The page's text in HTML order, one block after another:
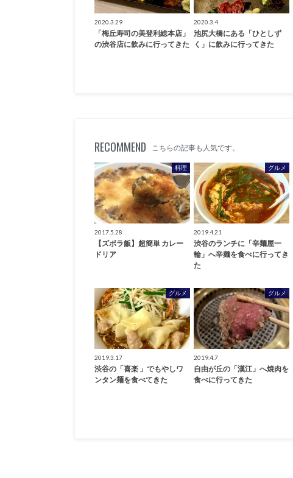
2020.3.29
「梅丘寿司の美登利総本店」
の渋谷店に飲みに行ってきた
2020.3.4
池尻大橋にある「ひとしず
く」に飲みに行ってきた
RECOMMEND こちらの記事も人気です。
料理
2017.5.28
【ズボラ飯】超簡単 カレー
ドリア
グルメ
2019.4.21
渋谷のランチに「辛麺屋一
輪」へ辛麺を食べに行ってき
た
グルメ
2019.3.17
渋谷の「喜楽 」でもやしワ
ンタン麺を食べてきた
グルメ
2019.4.7
自由が丘の「漢江」へ焼肉を
食べに行ってきた